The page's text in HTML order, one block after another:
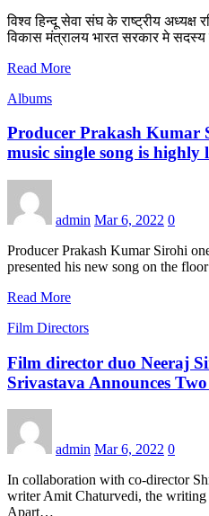
विश्व हिन्दू सेवा संघ के राष्ट्रीय अध्यक्ष
विकास मंत्रालय भारत सरकार मे
Read More
Albums
Producer Prakash
music single song is highly
admin Mar 6, 2022 0
Producer Prakash Kumar Sirohi
presented his new song on the
Read More
Film Directors
Film director duo Neeraj
Srivastava Announces
admin Mar 6, 2022 0
In collaboration with co-director
writer Amit Chaturvedi, the writing
Apart…